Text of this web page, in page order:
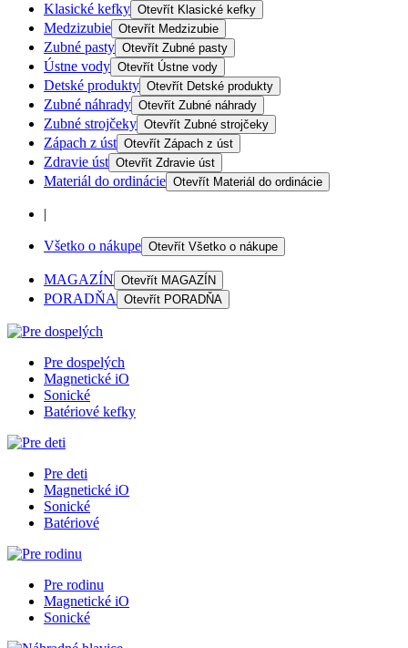
Klasické kefky Otevřít Klasické kefky
Medzizubie Otevřít Medzizubie
Zubné pasty Otevřít Zubné pasty
Ústne vody Otevřít Ústne vody
Detské produkty Otevřít Detské produkty
Zubné náhrady Otevřít Zubné náhrady
Zubné strojčeky Otevřít Zubné strojčeky
Zápach z úst Otevřít Zápach z úst
Zdravie úst Otevřít Zdravie úst
Materiál do ordinácie Otevřít Materiál do ordinácie
|
Všetko o nákupe Otevřít Všetko o nákupe
MAGAZÍN Otevřít MAGAZÍN
PORADŇA Otevřít PORADŇA
Pre dospelých
Magnetické iO
Sonické
Batériové kefky
Pre deti
Magnetické iO
Sonické
Batériové
Pre rodinu
Magnetické iO
Sonické